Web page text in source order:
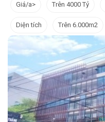
Giá/a> Trên 4000 Tỷ
Diện tích Trên 6.000m2